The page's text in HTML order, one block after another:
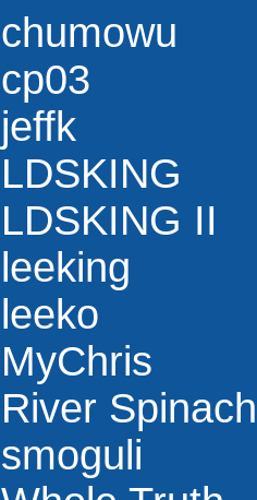
chumowu
cp03
jeffk
LDSKING
LDSKING II
leeking
leeko
MyChris
River Spinach
smoguli